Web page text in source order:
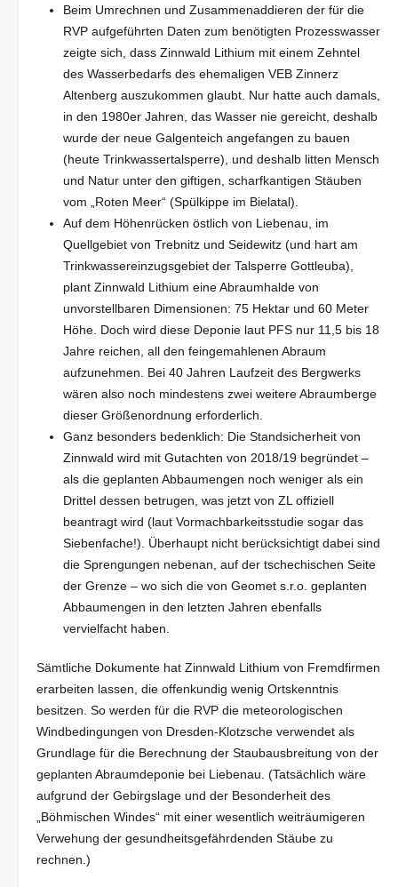
Beim Umrechnen und Zusammenaddieren der für die
RVP aufgeführten Daten zum benötigten Prozesswasser
zeigte sich, dass Zinnwald Lithium mit einem Zehntel
des Wasserbedarfs des ehemaligen VEB Zinnerz
Altenberg auszukommen glaubt. Nur hatte auch damals,
in den 1980er Jahren, das Wasser nie gereicht, deshalb
wurde der neue Galgenteich angefangen zu bauen
(heute Trinkwassertalsperre), und deshalb litten Mensch
und Natur unter den giftigen, scharfkantigen Stäuben
vom „Roten Meer“ (Spülkippe im Bielatal).
Auf dem Höhenrücken östlich von Liebenau, im
Quellgebiet von Trebnitz und Seidewitz (und hart am
Trinkwassereinzugsgebiet der Talsperre Gottleuba),
plant Zinnwald Lithium eine Abraumhalde von
unvorstellbaren Dimensionen: 75 Hektar und 60 Meter
Höhe. Doch wird diese Deponie laut PFS nur 11,5 bis 18
Jahre reichen, all den feingemahlenen Abraum
aufzunehmen. Bei 40 Jahren Laufzeit des Bergwerks
wären also noch mindestens zwei weitere Abraumberge
dieser Größenordnung erforderlich.
Ganz besonders bedenklich: Die Standsicherheit von
Zinnwald wird mit Gutachten von 2018/19 begründet –
als die geplanten Abbaumengen noch weniger als ein
Drittel dessen betrugen, was jetzt von ZL offiziell
beantragt wird (laut Vormachbarkeitsstudie sogar das
Siebenfache!). Überhaupt nicht berücksichtigt dabei sind
die Sprengungen nebenan, auf der tschechischen Seite
der Grenze – wo sich die von Geomet s.r.o. geplanten
Abbaumengen in den letzten Jahren ebenfalls
vervielfacht haben.
Sämtliche Dokumente hat Zinnwald Lithium von Fremdfirmen
erarbeiten lassen, die offenkundig wenig Ortskenntnis
besitzen. So werden für die RVP die meteorologischen
Windbedingungen von Dresden-Klotzsche verwendet als
Grundlage für die Berechnung der Staubausbreitung von der
geplanten Abraumdeponie bei Liebenau. (Tatsächlich wäre
aufgrund der Gebirgslage und der Besonderheit des
„Böhmischen Windes“ mit einer wesentlich weiträumigeren
Verwehung der gesundheitsgefährdenden Stäube zu
rechnen.)